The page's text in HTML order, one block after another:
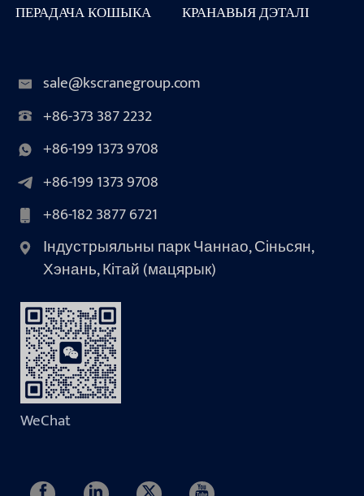
ПЕРАДАЧА КОШЫКА КРАНАВЫЯ ДЭТАЛІ
sale@kscranegroup.com
+86-373 387 2232
+86-199 1373 9708
+86-199 1373 9708
+86-182 3877 6721
Індустрыяльны парк Чаннао, Сіньсян,
Хэнань, Кітай (мацярык)
WeChat